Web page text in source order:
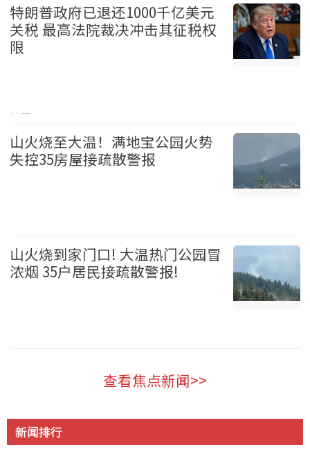
特朗普政府已退还1000千亿美元
关税 最高法院裁决冲击其征税权
限
美国 2026-08-06
山火烧至大温！满地宝公园火势
失控35房屋接疏散警报
山火烧到家门口! 大温热门公园冒
浓烟 35户居民接疏散警报!
查看焦点新闻>>
新闻排行